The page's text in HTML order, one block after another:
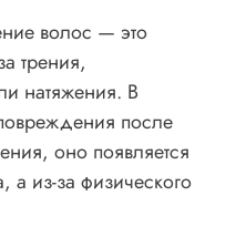
волос — это
трения,
натяжения. В
после
оно появляется
а из-за физического